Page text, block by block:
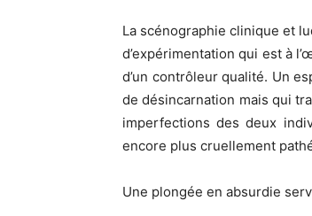
La scénographie clinique et
d’expérimentation qui est à
d’un contrôleur qualité. Un
de désincarnation mais qui
imperfections des deux
encore plus cruellement
Une plongée en absurdie